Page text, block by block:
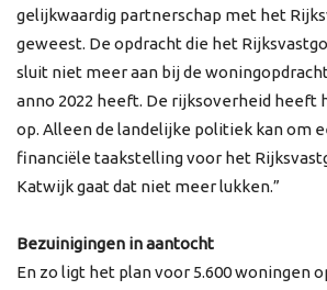
gelijkwaardig partnerschap met het
geweest. De opdracht die het
sluit niet meer aan bij de
anno 2022 heeft. De rijksoverheid heeft
op. Alleen de landelijke politiek kan om
financiële taakstelling voor het
Katwijk gaat dat niet meer lukken.”
Bezuinigingen in aantocht
En zo ligt het plan voor 5.600 woningen